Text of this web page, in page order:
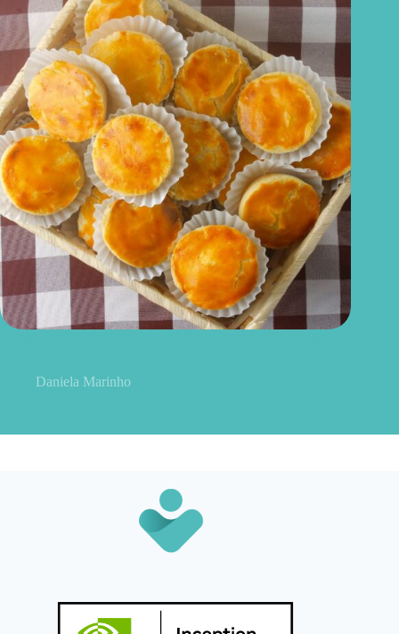
Daniela Marinho